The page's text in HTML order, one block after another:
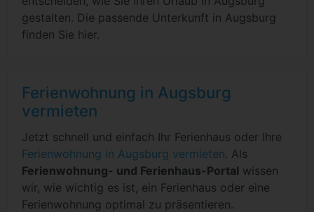
gestalten. Die passende Unterkunft in Augsburg
finden Sie hier.
Ferienwohnung in Augsburg
vermieten
Jetzt schnell und einfach Ihr Ferienhaus oder Ihre
Ferienwohnung in Augsburg vermieten. Als
Ferienwohnung- und Ferienhaus-Portal wissen
wir, wie wichtig es ist, ein Ferienhaus oder eine
Ferienwohnung optimal zu präsentieren.